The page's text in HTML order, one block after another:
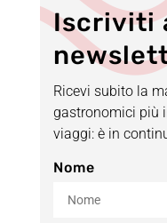
Iscriviti
Ricevi subito la
gastronomici più
viaggi: è in
Nome